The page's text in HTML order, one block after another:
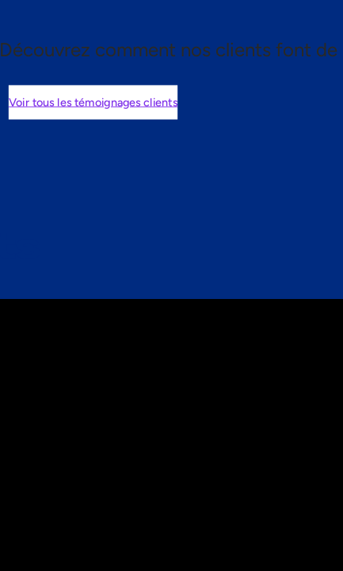
Découvrez comment nos clients font
Voir tous les témoignages clients